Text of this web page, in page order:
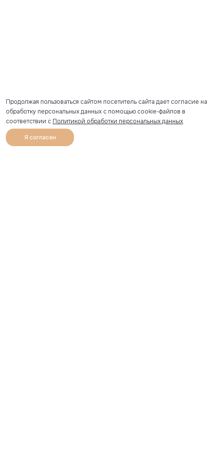
Каталог Избранное
Продолжая пользоваться сайтом посетитель сайта дает согласие на
обработку персональных данных с помощью cookie-файлов в
соответствии с Политикой обработки персональных данных.
Я согласен